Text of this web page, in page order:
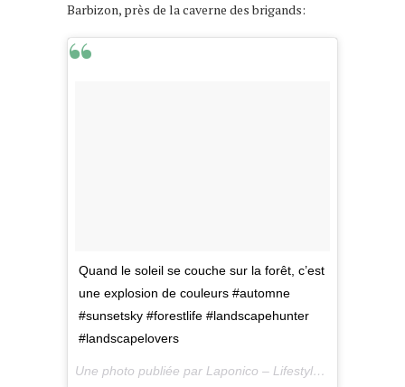
Barbizon, près de la caverne des brigands:
Quand le soleil se couche sur la forêt, c’est
une explosion de couleurs #automne
#sunsetsky #forestlife #landscapehunter
#landscapelovers
Une photo publiée par Laponico – Lifestyle & Outdoor (@laponico) le